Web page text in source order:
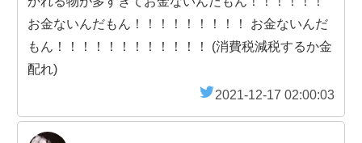
お金ないんだもん！！！！！！！！！ お金ないんだ
もん！！！！！！！！！！！！ (消費税減税するか金
配れ)
2021-12-17 02:00:03